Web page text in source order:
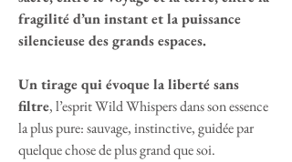
fragilité d’un instant et la puissance
silencieuse des grands espaces.
Un tirage qui évoque la liberté sans
filtre, l’esprit Wild Whispers dans son essence
la plus pure: sauvage, instinctive, guidée par
quelque chose de plus grand que soi.